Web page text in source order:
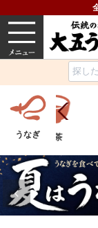
うなぎ
うなぎ 酒